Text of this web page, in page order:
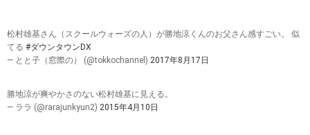
松村雄基さん（スクールウォーズの人）が勝地涼くんのお父さん感すごい。 似
てる #ダウンタウンDX
— とと子（窓際の） (@tokkochannel) 2017年8月17日
勝地涼が爽やかさのない松村雄基に見える。
— ララ (@rarajunkyun2) 2015年4月10日